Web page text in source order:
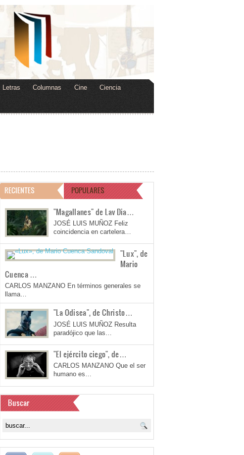
Letras Columnas Cine Ciencia
RECIENTES POPULARES
"Magallanes" de Lav Dia…
JOSÉ LUIS MUÑOZ Feliz
coincidencia en cartelera…
"Lux", de
Mario
Cuenca …
CARLOS MANZANO En términos generales se
llama…
"La Odisea", de Christo…
JOSÉ LUIS MUÑOZ Resulta
paradójico que las…
"El ejército ciego", de…
CARLOS MANZANO Que el ser
humano es…
Buscar